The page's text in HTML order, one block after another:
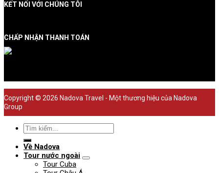
KẾT NỐI VỚI CHÚNG TÔI
CHẤP NHẬN THANH TOÁN
Copyright © 2026 Nadova Travel - Một thương hiệu của Nadova
Group
Về Nadova
Tour nước ngoài
Tour Cuba